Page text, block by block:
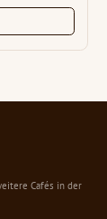
Cafés in der